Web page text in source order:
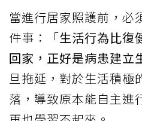
當進行居家照護前，必
件事：「生活行為比復
回家，正好是病患建立
旦拖延，對於生活積極
落，導致原本能自主進